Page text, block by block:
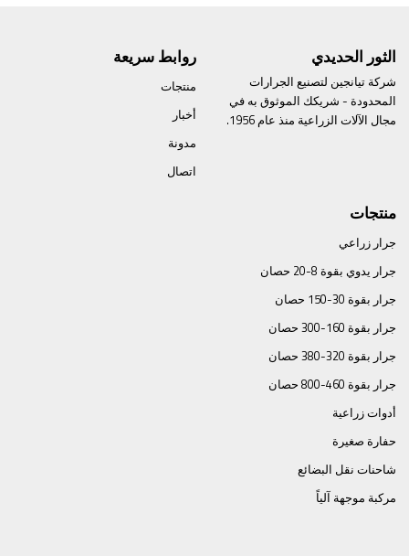
الثور الحديدي
شركة تيانجين لتصنيع الجرارات
المحدودة - شريكك الموثوق به في
مجال الآلات الزراعية منذ عام 1956.
روابط سريعة
منتجات
أخبار
مدونة
اتصال
منتجات
جرار زراعي
جرار يدوي بقوة 8-20 حصان
جرار بقوة 30-150 حصان
جرار بقوة 160-300 حصان
جرار بقوة 320-380 حصان
جرار بقوة 460-800 حصان
أدوات زراعية
حفارة صغيرة
شاحنات نقل البضائع
مركبة موجهة آلياً